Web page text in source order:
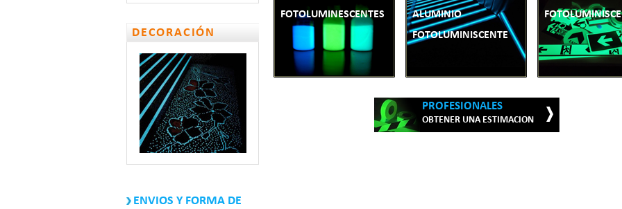
DECORACIÓN
ENVIOS Y FORMA DE
FOTOLUMINESCENTES
ALUMINIO
FOTOLUMINISCENTE
PROFESIONALES
OBTENER UNA ESTIMACION